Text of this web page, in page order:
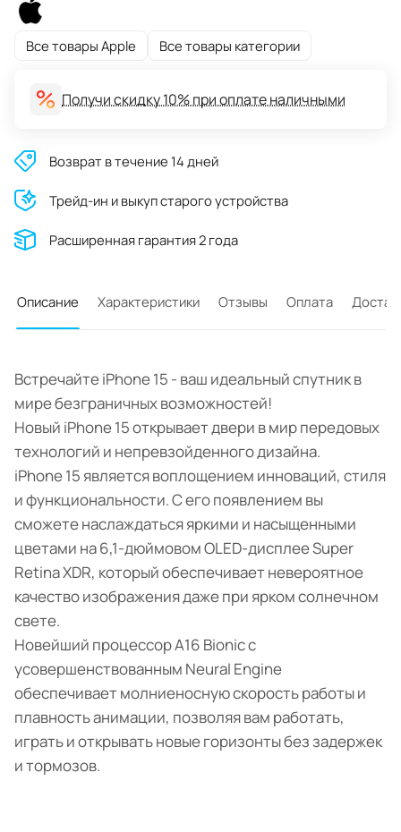
Все товары Apple Все товары категории
Получи скидку 10% при оплате наличными
Возврат в течение 14 дней
Трейд-ин и выкуп старого устройства
Расширенная гарантия 2 года
Описание Характеристики Отзывы Оплата
Встречайте iPhone 15 - ваш идеальный спутник в
мире безграничных возможностей!
Новый iPhone 15 открывает двери в мир передовых
технологий и непревзойденного дизайна.
iPhone 15 является воплощением инноваций, стиля
и функциональности. С его появлением вы
сможете наслаждаться яркими и насыщенными
цветами на 6,1-дюймовом OLED-дисплее Super
Retina XDR, который обеспечивает невероятное
качество изображения даже при ярком солнечном
свете.
Новейший процессор A16 Bionic с
усовершенствованным Neural Engine
обеспечивает молниеносную скорость работы и
плавность анимации, позволяя вам работать,
играть и открывать новые горизонты без задержек
и тормозов.